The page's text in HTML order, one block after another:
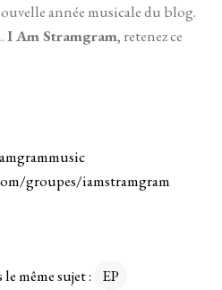
année musicale du blog.
I Am Stramgram, retenez ce
groupes/iamstramgram
même sujet :
EP